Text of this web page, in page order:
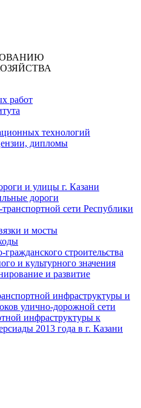
работ
технологий
дипломы
и улицы г. Казани
дороги
сети Республики
и мосты
строительства
и культурного значения
и развитие
инфраструктуры и
улично-дорожной сети
инфраструктуры к
2013 года в г. Казани